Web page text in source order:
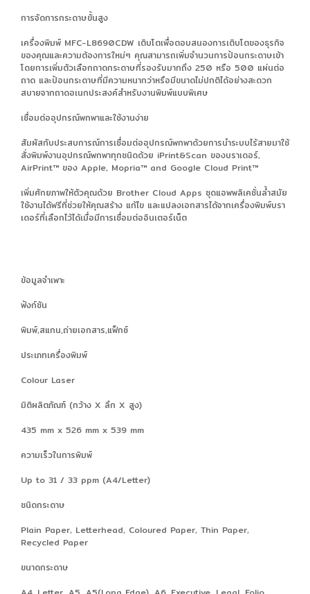
การจัดการกระดาษขั้นสูง
เครื่องพิมพ์ MFC-L8690CDW เติบโตเพื่อตอบสนองการเติบโตของธุรกิจ
ของคุณและความต้องการใหม่ๆ คุณสามารถเพิ่มจำนวนการป้อนกระดาษเข้า
โดยการเพิ่มตัวเลือกถาดกระดาษที่รองรับมากถึง 250 หรือ 500 แผ่นต่อ
ถาด และป้อนกระดาษที่มีความหนากว่าหรือมีขนาดไม่ปกติได้อย่างสะดวก
สบายจากถาดอเนกประสงค์สำหรับงานพิมพ์แบบพิเศษ
เชื่อมต่ออุปกรณ์พกพาและใช้งานง่าย
สัมผัสกับประสบการณ์การเชื่อมต่ออุปกรณ์พกพาด้วยการนำระบบไร้สายมาใช้
สั่งพิมพ์งานอุปกรณ์พกพาทุกชนิดด้วย iPrint&Scan ของบราเดอร์,
AirPrint™ ของ Apple, Mopria™ and Google Cloud Print™
เพิ่มศักยภาพให้ตัวคุณด้วย Brother Cloud Apps ชุดแอพพลิเคชั่นล้ำสมัย
ใช้งานได้ฟรีที่ช่วยให้คุณสร้าง แก้ไข และแปลงเอกสารได้จากเครื่องพิมพ์บรา
เดอร์ที่เลือกไว้ได้เมื่อมีการเชื่อมต่ออินเตอร์เน็ต
ข้อมูลจำเพาะ
ฟังก์ชัน
พิมพ์,สแกน,ถ่ายเอกสาร,แฟ็กซ์
ประเภทเครื่องพิมพ์
Colour Laser
มิติผลิตภัณฑ์ (กว้าง X ลึก X สูง)
435 mm x 526 mm x 539 mm
ความเร็วในการพิมพ์
Up to 31 / 33 ppm (A4/Letter)
ชนิดกระดาษ
Plain Paper, Letterhead, Coloured Paper, Thin Paper,
Recycled Paper
ขนาดกระดาษ